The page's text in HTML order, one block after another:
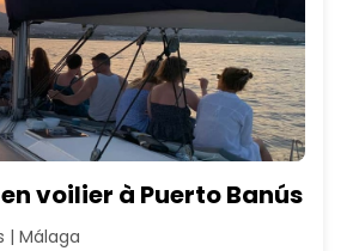
voilier à Puerto Banús
| Málaga